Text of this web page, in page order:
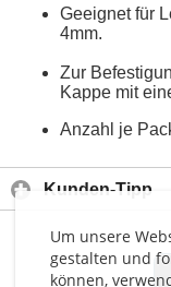
Um unsere
gestalten und
können,
Geeignet für
4mm.
Zur
Kappe mit
Anzahl je
Kunden-Tipp